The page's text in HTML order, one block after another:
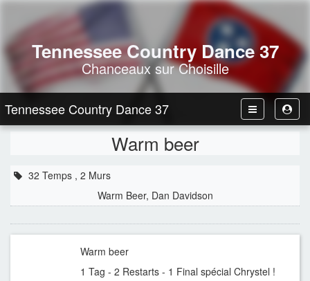
Tennessee Country Dance 37
Chanceaux sur Choisille
User
Toggle
Navbar
Tennessee Country Dance 37
Warm beer
32 Temps , 2 Murs
Warm Beer, Dan Davidson
Warm beer
1 Tag - 2 Restarts - 1 Final spécial Chrystel !